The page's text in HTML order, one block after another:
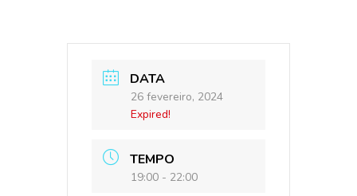
DATA
26 fevereiro, 2024
Expired!
TEMPO
19:00 - 22:00